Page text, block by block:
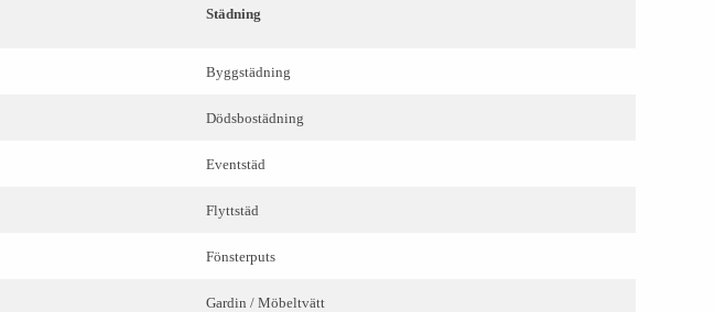
Städning
Byggstädning
Dödsbostädning
Eventstäd
Flyttstäd
Fönsterputs
Gardin / Möbeltvätt